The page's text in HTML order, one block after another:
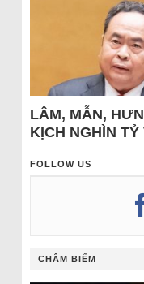
LÂM, MẪN,
KỊCH NGHÌN
FOLLOW US
CHÂM BIẾM